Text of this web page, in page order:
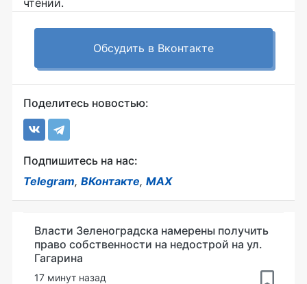
чтении.
Обсудить в Вконтакте
Поделитесь новостью:
Подпишитесь на нас:
Telegram, ВКонтакте, MAX
Власти Зеленоградска намерены получить
право собственности на недострой на ул.
Гагарина
17 минут назад